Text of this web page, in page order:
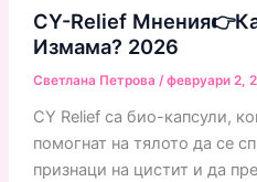
CY-Relief
Измама? 2026
Светлана Петрова /февруари 2,
CY Relief са био-капсули,
помогнат на тялото да се
признаци на цистит и да